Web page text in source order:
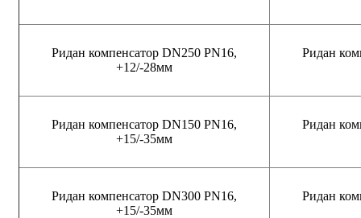
Ридан компенсатор DN250 PN16,
+12/-28мм
Ридан
Ридан компенсатор DN150 PN16,
+15/-35мм
Ридан
Ридан компенсатор DN300 PN16,
+15/-35мм
Ридан